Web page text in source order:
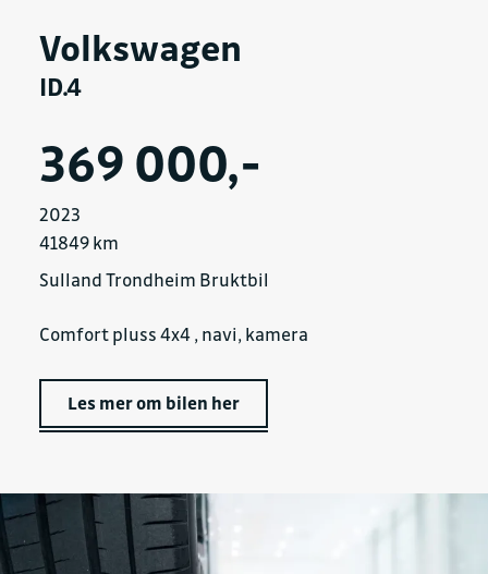
Volkswagen
ID.4
369 000,-
2023
41849 km
Sulland Trondheim Bruktbil
Comfort pluss 4x4 , navi, kamera
Les mer om bilen her